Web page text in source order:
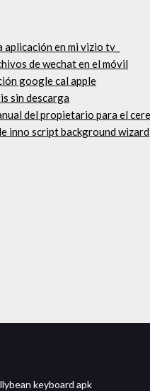
aplicación en mi vizio tv_
de wechat en el móvil
google cal apple
sin descarga
del propietario para el
inno script background wizard
keyboard apk